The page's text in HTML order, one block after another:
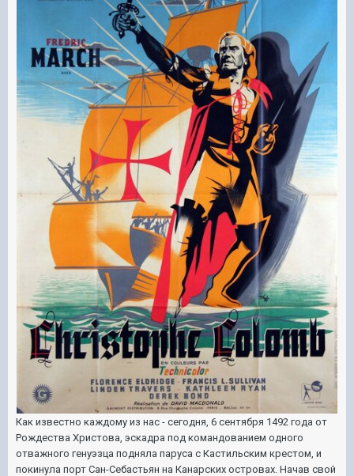
Как известно каждому из нас - сегодня, 6 сентября 1492 года от
Рождества Христова, эскадра под командованием одного
отважного генуэзца подняла паруса с Кастильским крестом, и
покинула порт Сан-Себастьян на Канарских островах. Начав свой